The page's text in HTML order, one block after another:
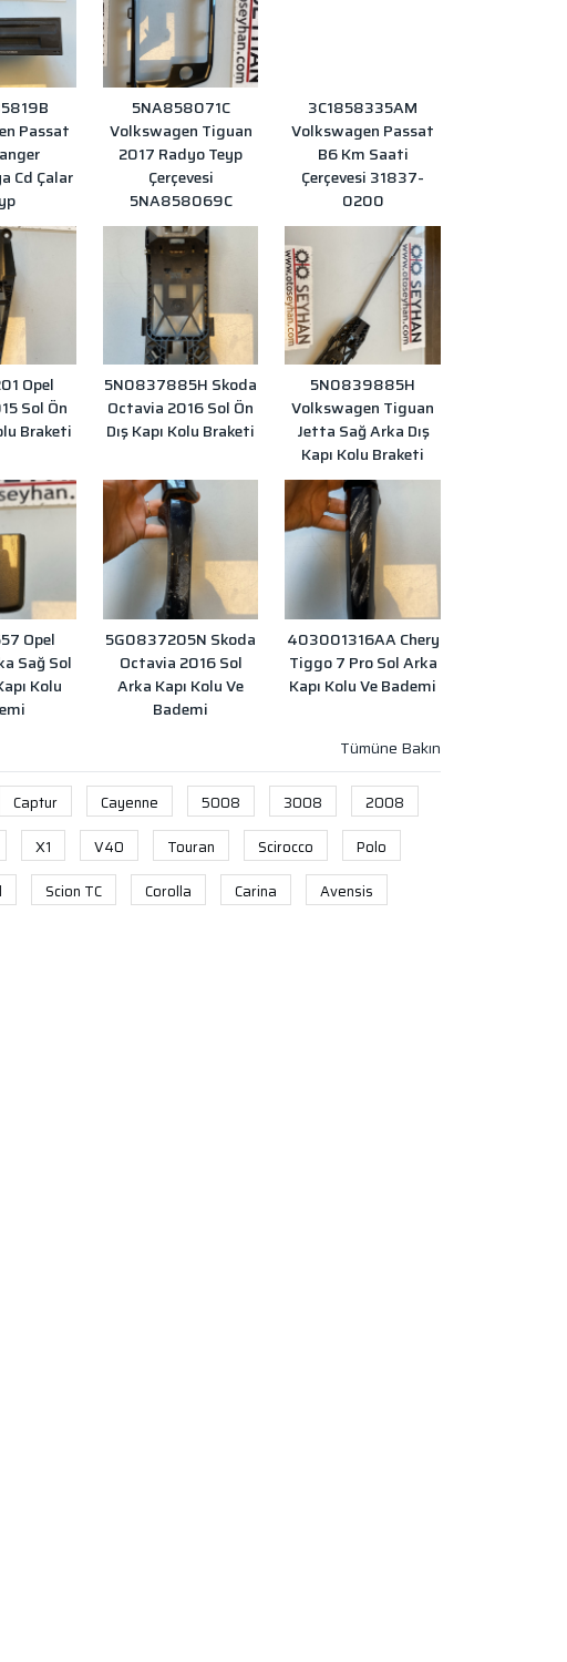
Passat
Cd Çalar
5NA858071C
Volkswagen Tiguan
2017 Radyo Teyp
Çerçevesi
5NA858069C
3C1858335AM
Volkswagen Passat
B6 Km Saati
Çerçevesi 31837-
0200
Opel
Sol Ön
Braketi
5N0837885H Skoda
Octavia 2016 Sol Ön
Dış Kapı Kolu Braketi
5N0839885H
Volkswagen Tiguan
Jetta Sağ Arka Dış
Kapı Kolu Braketi
Opel
Sağ Sol
Kolu
5G0837205N Skoda
Octavia 2016 Sol
Arka Kapı Kolu Ve
Bademi
403001316AA Chery
Tiggo 7 Pro Sol Arka
Kapı Kolu Ve Bademi
Captur Cayenne 5008 3008
2008
X1 V40 Touran Scirocco
Polo
Scion TC Corolla Carina Avensis